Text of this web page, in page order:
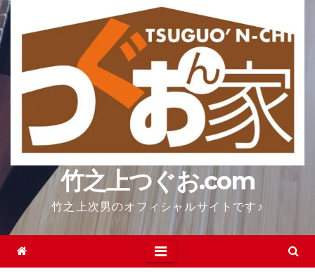
竹之上つぐお.com
竹之上次男のオフィシャルサイトです♪